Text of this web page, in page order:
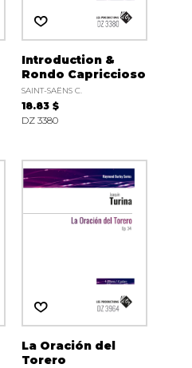
Introduction &
Rondo Capriccioso
SAINT-SAËNS C.
18.83 $
DZ 3380
La Oración del
Torero